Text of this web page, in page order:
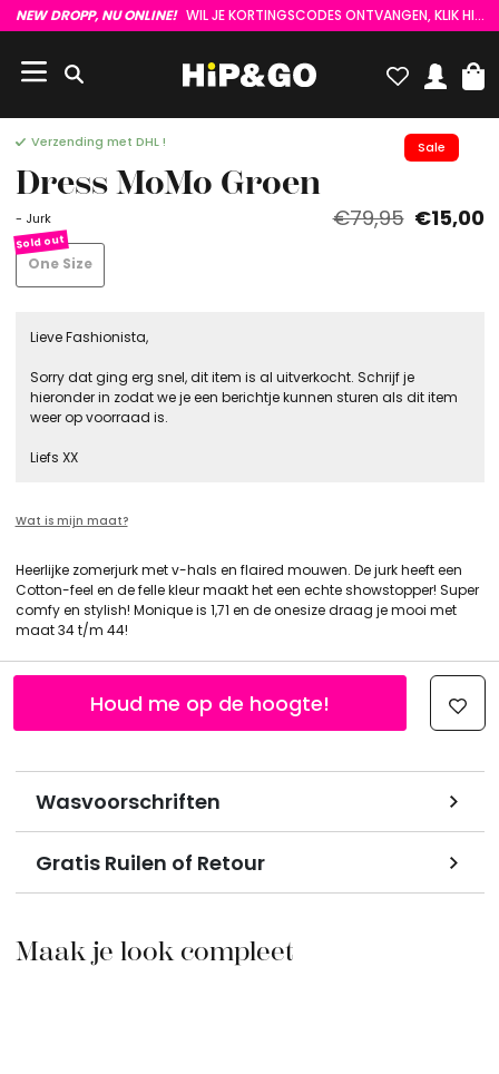
NEW DROPP, NU ONLINE! WIL JE KORTINGSCODES ONTVANGEN, KLIK HIER :)
Sale
Verzending met DHL !
Dress MoMo Groen
- Jurk €79,95 €15,00
One Size
Lieve Fashionista,
Sorry dat ging erg snel, dit item is al uitverkocht. Schrijf je
hieronder in zodat we je een berichtje kunnen sturen als dit item
weer op voorraad is.
Liefs XX
Wat is mijn maat?
Heerlijke zomerjurk met v-hals en flaired mouwen. De jurk heeft een
Cotton-feel en de felle kleur maakt het een echte showstopper! Super
comfy en stylish! Monique is 1,71 en de onesize draag je mooi met
maat 34 t/m 44!
Wasvoorschriften
Gratis Ruilen of Retour
Houd me op de hoogte!
Maak je look compleet